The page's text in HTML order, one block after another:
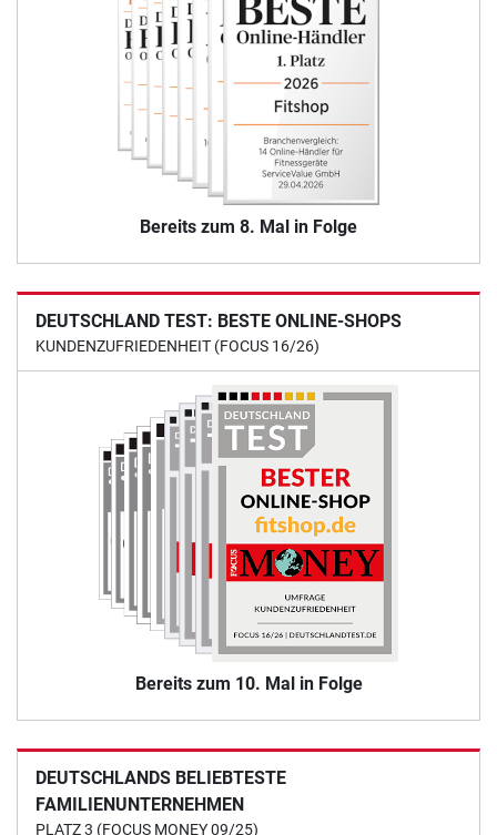
Bereits zum 8. Mal in Folge
DEUTSCHLAND TEST: BESTE ONLINE-SHOPS
KUNDENZUFRIEDENHEIT (FOCUS 16/26)
Bereits zum 10. Mal in Folge
DEUTSCHLANDS BELIEBTESTE
FAMILIENUNTERNEHMEN
PLATZ 3 (FOCUS MONEY 09/25)